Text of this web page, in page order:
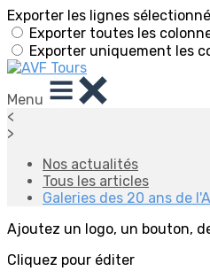
Exporter les lignes
Exporter toutes les
Exporter uniquement les
Menu
<
>
Nos actualités
Tous les articles
Galeries des 20 ans de
Ajoutez un logo, un bouton,
Cliquez pour éditer